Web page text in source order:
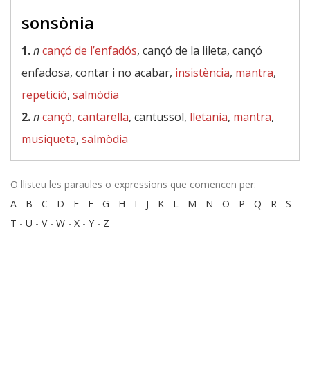
sonsònia
1.ncançó de l’enfadós, cançó de la lileta, cançó
enfadosa, contar i no acabar, insistència, mantra,
repetició, salmòdia
2.ncançó, cantarella, cantussol, lletania, mantra,
musiqueta, salmòdia
O llisteu les paraules o expressions que comencen per:
A - B - C - D - E - F - G - H - I - J - K - L - M - N - O - P - Q - R - S -
T - U - V- W - X - Y - Z